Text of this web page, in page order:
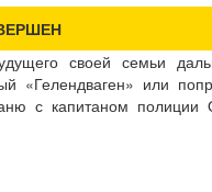
своей семьи
«Гелендваген» или
с капитаном